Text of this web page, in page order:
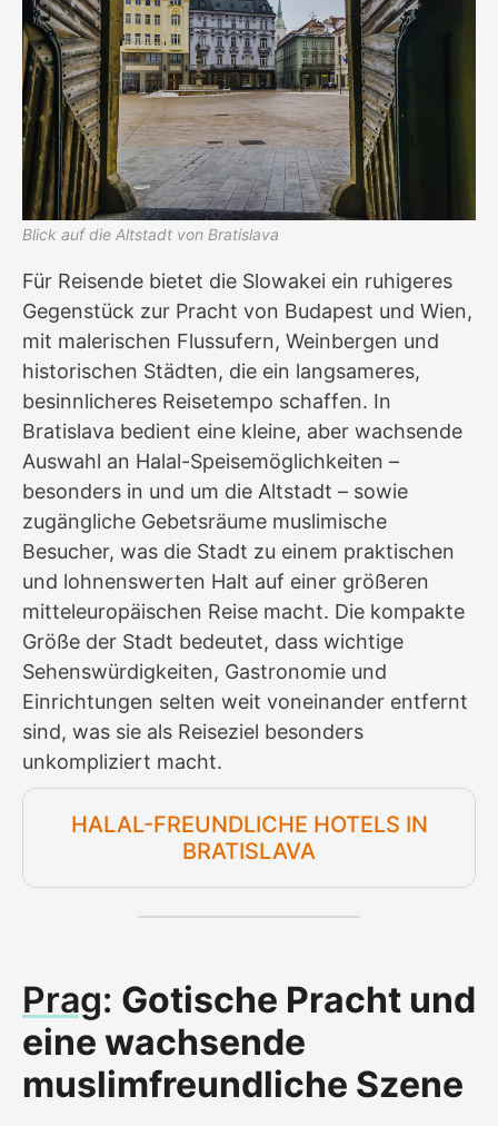
Blick auf die Altstadt von Bratislava
Für Reisende bietet die Slowakei ein ruhigeres
Gegenstück zur Pracht von Budapest und Wien,
mit malerischen Flussufern, Weinbergen und
historischen Städten, die ein langsameres,
besinnlicheres Reisetempo schaffen. In
Bratislava bedient eine kleine, aber wachsende
Auswahl an Halal-Speisemöglichkeiten –
besonders in und um die Altstadt – sowie
zugängliche Gebetsräume muslimische
Besucher, was die Stadt zu einem praktischen
und lohnenswerten Halt auf einer größeren
mitteleuropäischen Reise macht. Die kompakte
Größe der Stadt bedeutet, dass wichtige
Sehenswürdigkeiten, Gastronomie und
Einrichtungen selten weit voneinander entfernt
sind, was sie als Reiseziel besonders
unkompliziert macht.
HALAL-FREUNDLICHE HOTELS IN
BRATISLAVA
Prag: Gotische Pracht und
eine wachsende
muslimfreundliche Szene